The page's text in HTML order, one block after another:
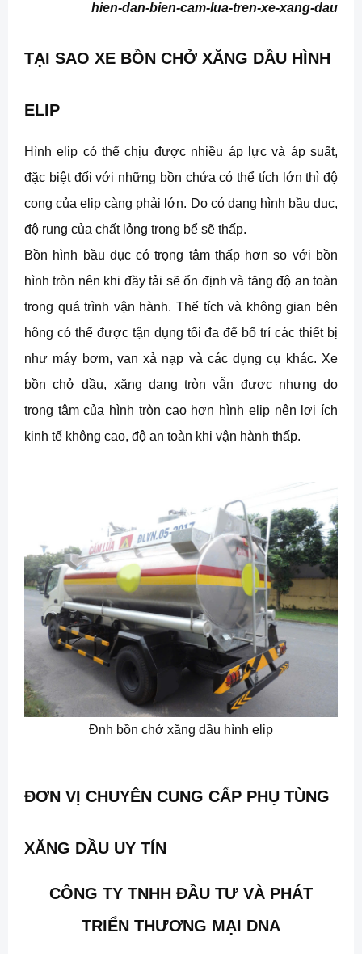
hien-dan-bien-cam-lua-tren-xe-xang-dau
TẠI SAO XE BỒN CHỞ XĂNG DẦU HÌNH
ELIP
Hình elip có thể chịu được nhiều áp lực và áp suất,
đặc biệt đối với những bồn chứa có thể tích lớn thì độ
cong của elip càng phải lớn. Do có dạng hình bầu dục,
độ rung của chất lỏng trong bể sẽ thấp.
Bồn hình bầu dục có trọng tâm thấp hơn so với bồn
hình tròn nên khi đầy tải sẽ ổn định và tăng độ an toàn
trong quá trình vận hành. Thể tích và không gian bên
hông có thể được tận dụng tối đa để bố trí các thiết bị
như máy bơm, van xả nạp và các dụng cụ khác. Xe
bồn chở dầu, xăng dạng tròn vẫn được nhưng do
trọng tâm của hình tròn cao hơn hình elip nên lợi ích
kinh tế không cao, độ an toàn khi vận hành thấp.
Đnh bồn chở xăng dầu hình elip
ĐƠN VỊ CHUYÊN CUNG CẤP PHỤ TÙNG
XĂNG DẦU UY TÍN
CÔNG TY TNHH ĐẦU TƯ VÀ PHÁT
TRIỂN THƯƠNG MẠI DNA